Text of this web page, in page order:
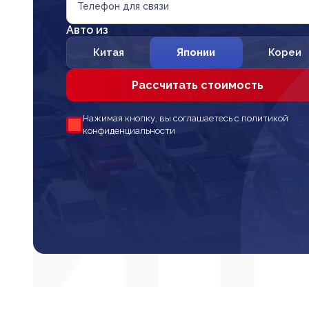
Телефон для связи
Авто из
Китая Японии Кореи
Рассчитать стоимость
Нажимая кнопку, вы соглашаетесь с политикой
конфиденциальности